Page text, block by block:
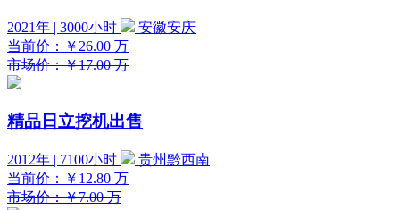
2021年 | 3000小时
安徽安庆
当前价：
￥26.00 万
市场价：￥17.00 万
精品日立挖机出售
2012年 | 7100小时
贵州黔西南
当前价：
￥12.80 万
市场价：￥7.00 万